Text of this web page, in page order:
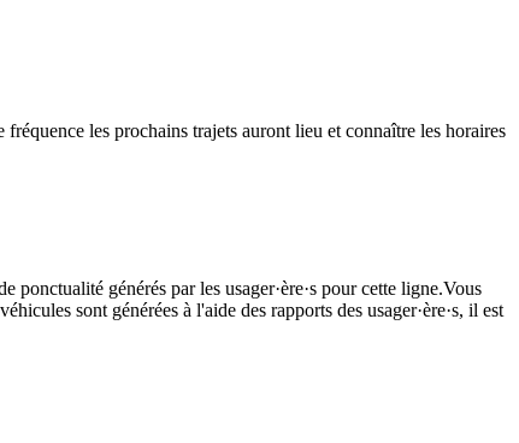
les prochains trajets auront lieu et connaître les horaires
ponctualité générés par les usager·ère·s pour cette ligne.Vous
sont générées à l'aide des rapports des usager·ère·s, il est